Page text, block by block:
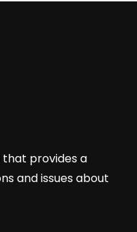
that provides a
and issues about